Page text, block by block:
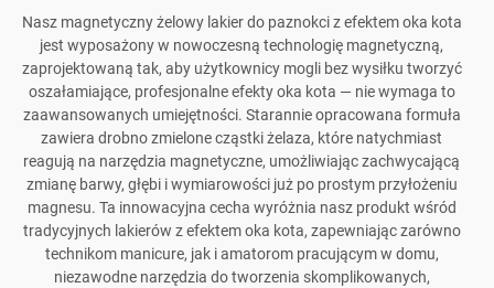
Nasz magnetyczny żelowy lakier do paznokci z efektem oka kota
jest wyposażony w nowoczesną technologię magnetyczną,
zaprojektowaną tak, aby użytkownicy mogli bez wysiłku tworzyć
oszałamiające, profesjonalne efekty oka kota — nie wymaga to
zaawansowanych umiejętności. Starannie opracowana formuła
zawiera drobno zmielone cząstki żelaza, które natychmiast
reagują na narzędzia magnetyczne, umożliwiając zachwycającą
zmianę barwy, głębi i wymiarowości już po prostym przyłożeniu
magnesu. Ta innowacyjna cecha wyróżnia nasz produkt wśród
tradycyjnych lakierów z efektem oka kota, zapewniając zarówno
technikom manicure, jak i amatorom pracującym w domu,
niezawodne narzędzia do tworzenia skomplikowanych,